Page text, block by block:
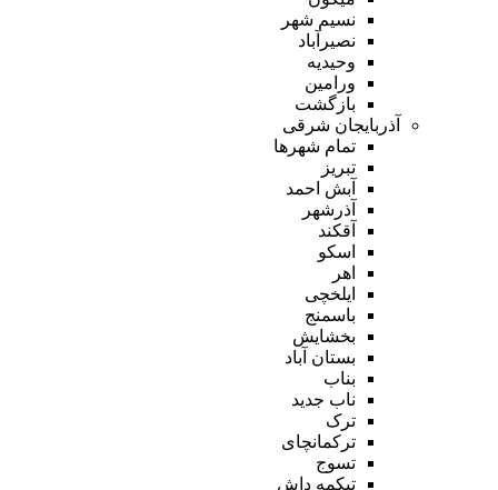
نسیم شهر
نصیرآباد
وحیدیه
ورامین
بازگشت
آذربایجان شرقی
تمام شهر‌ها
تبریز
آبش احمد
آذرشهر
آقکند
اسکو
اهر
ایلخچی
باسمنج
بخشایش
بستان آباد
بناب
ناب جدید
ترک
ترکمانچای
تسوج
تیکمه داش